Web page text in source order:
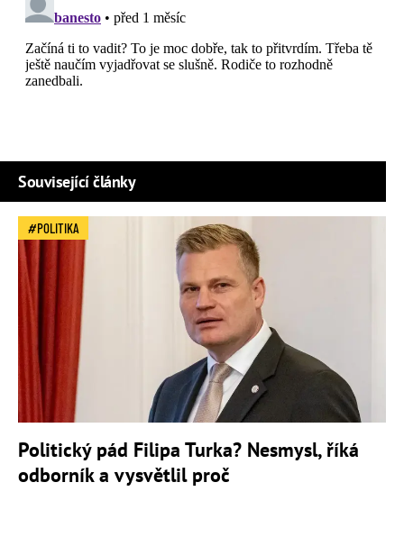
Související články
POLITIKA
Politický pád Filipa Turka? Nesmysl, říká
odborník a vysvětlil proč